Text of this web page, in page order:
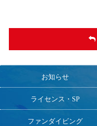
お知らせ
ライセンス・SP
ファンダイビング